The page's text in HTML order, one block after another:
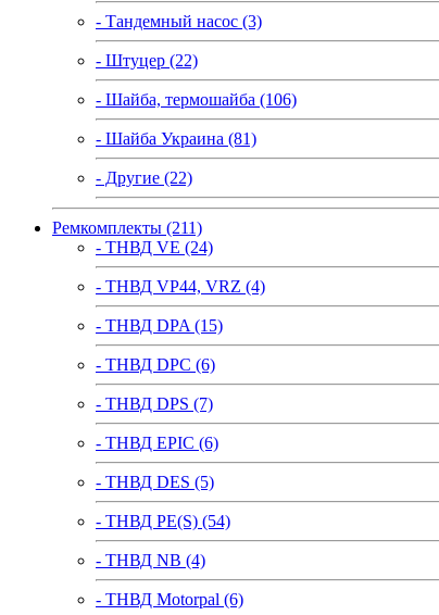
- Тандемный насос (3)
- Штуцер (22)
- Шайба, термошайба (106)
- Шайба Украина (81)
- Другие (22)
Ремкомплекты (211)
- ТНВД VE (24)
- ТНВД VP44, VRZ (4)
- ТНВД DPA (15)
- ТНВД DPC (6)
- ТНВД DPS (7)
- ТНВД EPIC (6)
- ТНВД DES (5)
- ТНВД PE(S) (54)
- ТНВД NB (4)
- ТНВД Motorpal (6)